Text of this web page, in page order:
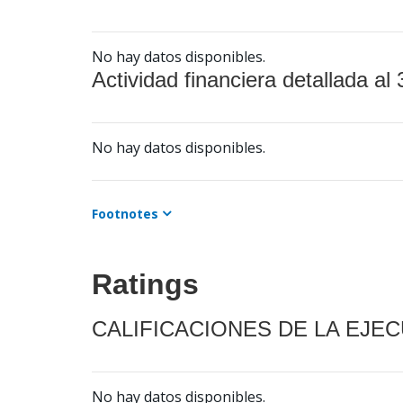
No hay datos disponibles.
Actividad financiera detallada al
No hay datos disponibles.
Footnotes
Ratings
CALIFICACIONES DE LA
No hay datos disponibles.